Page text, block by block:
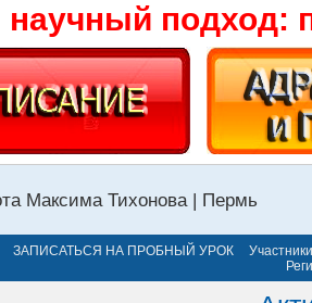
научный подход:
Максима Тихонова | Пермь
ЗАПИСАТЬСЯ НА ПРОБНЫЙ УРОК
Участники